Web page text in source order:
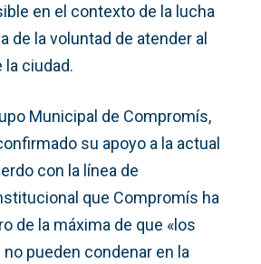
en el contexto de la lucha
de la voluntad de atender al
la ciudad.
Municipal de Compromís,
su apoyo a la actual
con la línea de
que Compromís ha
de la máxima de que «los
pueden condenar en la